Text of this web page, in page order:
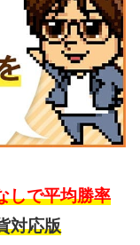
しで平均勝率
対応版